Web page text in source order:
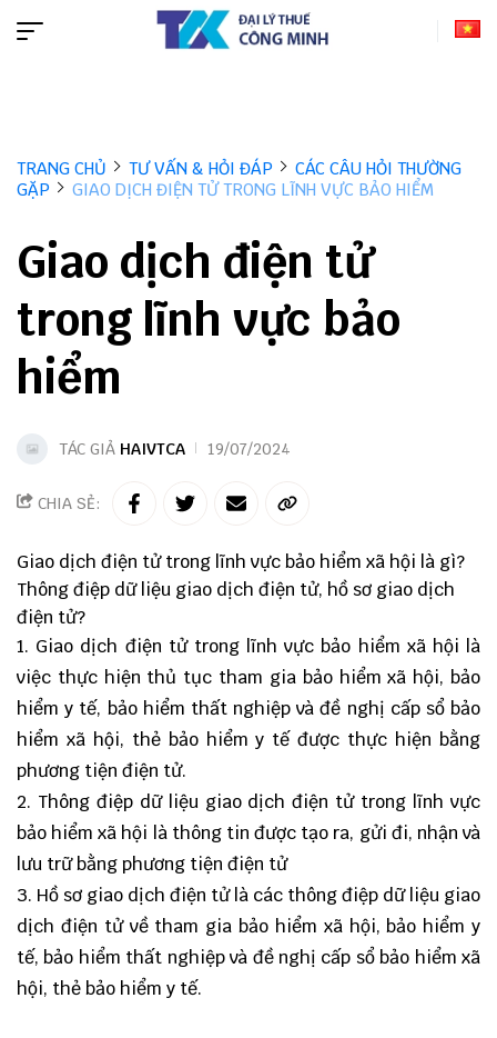
TRANG CHỦ TƯ VẤN & HỎI ĐÁP
CÁC CÂU HỎI THƯỜNG
GẶP
GIAO DỊCH ĐIỆN TỬ TRONG LĨNH VỰC BẢO HIỂM
Giao dịch điện tử
trong lĩnh vực bảo
hiểm
TÁC GIẢ HAIVTCA 19/07/2024
CHIA SẺ:
Giao dịch điện tử trong lĩnh vực bảo hiểm xã hội là gì?
Thông điệp dữ liệu giao dịch điện tử, hồ sơ giao dịch
điện tử?
1. Giao dịch điện tử trong lĩnh vực bảo hiểm xã hội là
việc thực hiện thủ tục tham gia bảo hiểm xã hội, bảo
hiểm y tế, bảo hiểm thất nghiệp và đề nghị cấp sổ bảo
hiểm xã hội, thẻ bảo hiểm y tế được thực hiện bằng
phương tiện điện tử.
2. Thông điệp dữ liệu giao dịch điện tử trong lĩnh vực
bảo hiểm xã hội là thông tin được tạo ra, gửi đi, nhận và
lưu trữ bằng phương tiện điện tử
3. Hồ sơ giao dịch điện tử là các thông điệp dữ liệu giao
dịch điện tử về tham gia bảo hiểm xã hội, bảo hiểm y
tế, bảo hiểm thất nghiệp và đề nghị cấp sổ bảo hiểm xã
hội, thẻ bảo hiểm y tế.